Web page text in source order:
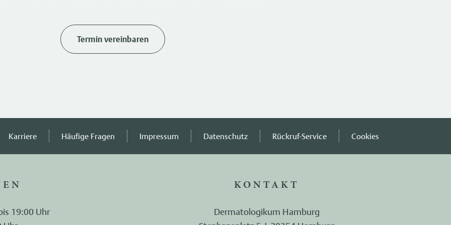
Termin vereinbaren
Karriere Häufige Fragen Impressum Datenschutz Rückruf-Service Cookies
19:00 Uhr
KONTAKT
Dermatologikum Hamburg